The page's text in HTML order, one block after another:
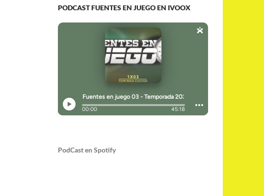
PODCAST FUENTES EN JUEGO EN IVOOX
PodCast en Spotify